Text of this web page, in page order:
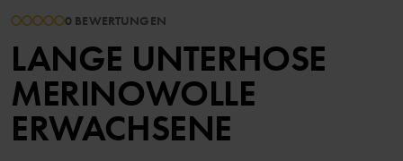
0 BEWERTUNGEN
LANGE UNTERHOSE
MERINOWOLLE
ERWACHSENE